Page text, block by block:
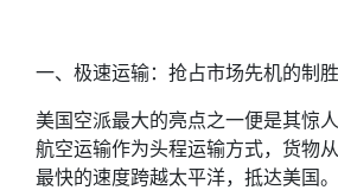
一、极速运输：抢占市场先机的制
美国空派最大的亮点之一便是其惊
航空运输作为头程运输方式，货物
最快的速度跨越太平洋，抵达美国